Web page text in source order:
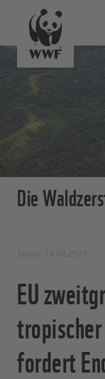
Die
EU
fordert